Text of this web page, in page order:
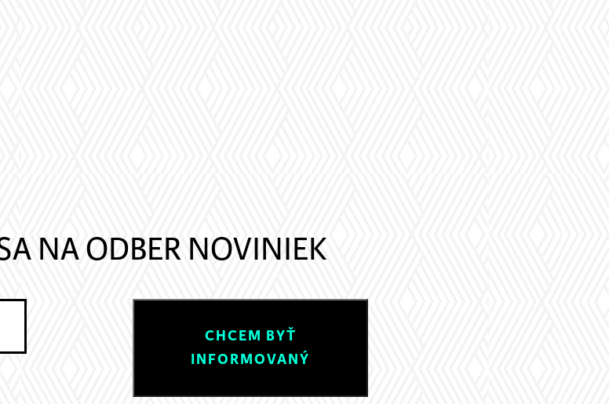
NA ODBER NOVINIEK
CHCEM BYŤ
INFORMOVANÝ